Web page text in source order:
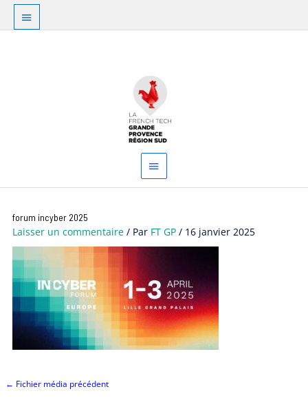
Aller
contenu
Au
dessus
principal
forum incyber 2025
Laisser un commentaire / Par FT GP/ 16 janvier 2025
des
articles
← Fichier média précédent